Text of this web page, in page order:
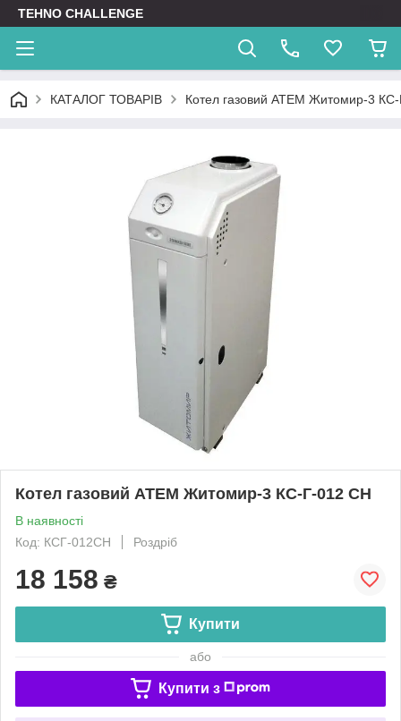
TEHNO CHALLENGE
КАТАЛОГ ТОВАРІВ Котел газовий АТЕМ Житомир-3
Котел газовий АТЕМ Житомир-3 КС-Г-012 СН
В наявності
Код: КСГ-012СН
Роздріб
18 158 ₴
Купити
або
Купити з